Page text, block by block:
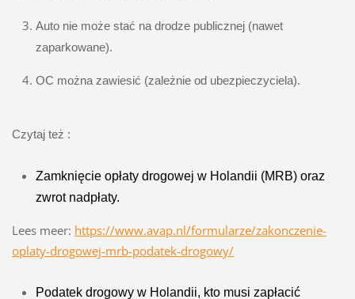
Auto nie może stać na drodze publicznej (nawet
zaparkowane).
OC można zawiesić (zależnie od ubezpieczyciela).
Czytaj też :
Zamknięcie opłaty drogowej w Holandii (MRB) oraz
zwrot nadpłaty.
Lees meer: https://www.avap.nl/formularze/zakonczenie-
oplaty-drogowej-mrb-podatek-drogowy/
Podatek drogowy w Holandii, kto musi zapłacić